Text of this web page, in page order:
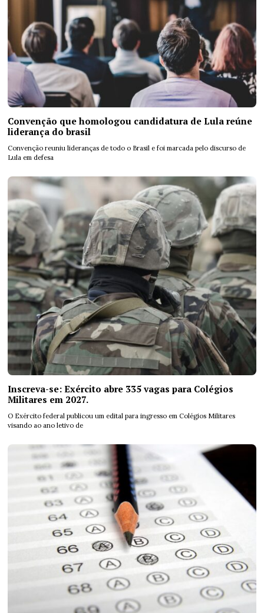
Convenção que homologou candidatura de Lula reúne
liderança do brasil
Convenção reuniu lideranças de todo o Brasil e foi marcada pelo discurso de
Lula em defesa
Inscreva-se: Exército abre 335 vagas para Colégios
Militares em 2027.
O Exército federal publicou um edital para ingresso em Colégios Militares
visando ao ano letivo de